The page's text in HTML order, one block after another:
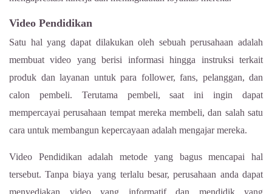
Video Pendidikan
Satu hal yang dapat dilakukan oleh sebuah perusahaan adalah
membuat video yang berisi informasi hingga instruksi terkait
produk dan layanan untuk para follower, fans, pelanggan, dan
calon pembeli. Terutama pembeli, saat ini ingin dapat
mempercayai perusahaan tempat mereka membeli, dan salah satu
cara untuk membangun kepercayaan adalah mengajar mereka.
Video Pendidikan adalah metode yang bagus mencapai hal
tersebut. Tanpa biaya yang terlalu besar, perusahaan anda dapat
menyediakan video yang informatif dan mendidik yang